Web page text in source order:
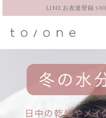
【重要】お盆期間中のお
LINE お友達登録
キャ